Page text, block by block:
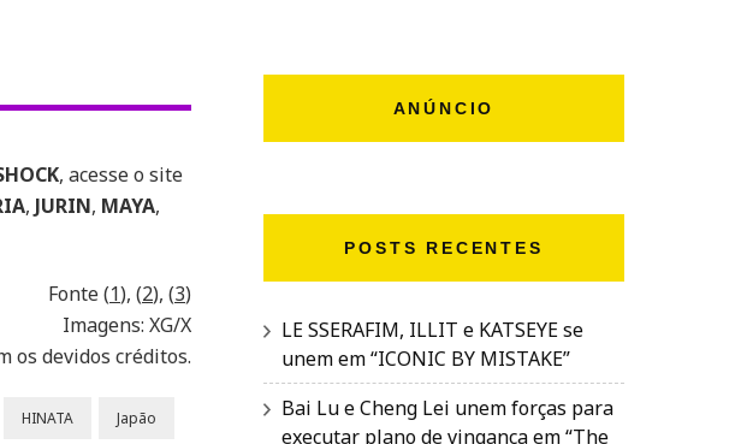
, acesse o site
, JURIN, MAYA,
Fonte (1), (2), (3)
Imagens: XG/X
os devidos créditos.
HINATA Japão
ANÚNCIO
POSTS RECENTES
LE SSERAFIM, ILLIT e KATSEYE se
unem em “ICONIC BY MISTAKE”
Bai Lu e Cheng Lei unem forças para
executar plano de vingança em “The